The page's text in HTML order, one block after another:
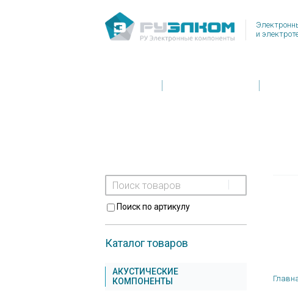
и
Поиск по артикулу
Каталог товаров
АКУСТИЧЕСКИЕ
КОМПОНЕНТЫ